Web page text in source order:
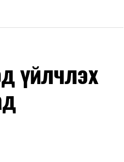
үйлчлэх